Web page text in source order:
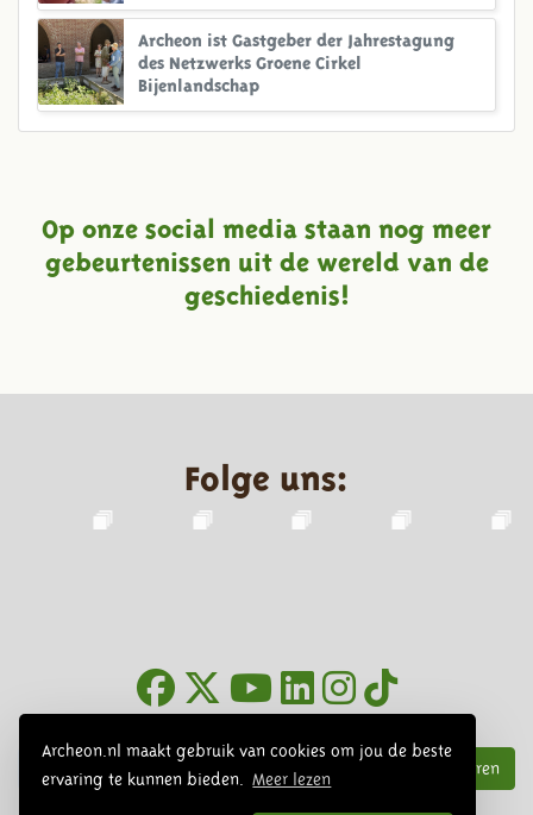
Archeon.nl maakt gebruik van cookies om jou de beste
ervaring te kunnen bieden.
Meer lezen
Archeon ist Gastgeber der Jahrestagung
des Netzwerks Groene Cirkel
Bijenlandschap
Op onze social media staan nog meer
gebeurtenissen uit de wereld van de
geschiedenis!
Folge uns:
Abonnieren